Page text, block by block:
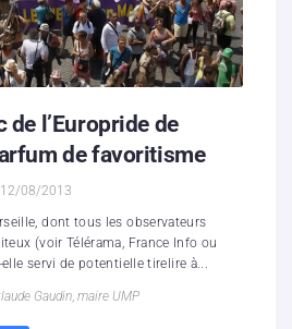
de l’Europride de
de favoritisme
12/08/2013
dont tous les observateurs
(voir Télérama, France Info ou
elle servi de potentielle tirelire à...
Gaudin, maire UMP